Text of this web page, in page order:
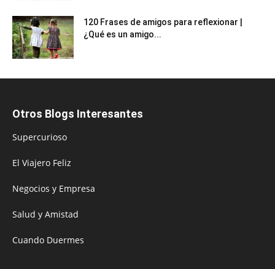
120 Frases de amigos para reflexionar |
¿Qué es un amigo...
Otros Blogs Interesantes
Supercurioso
El Viajero Feliz
Negocios y Empresa
Salud y Amistad
Cuando Duermes